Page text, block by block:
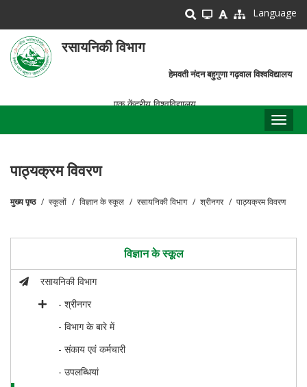
main
content
Language
रसायनिकी विभाग
हेमवती नंदन बहुगुणा गढ़वाल विश्वविद्यालय
एक केंद्रीय विश्वविद्यालय
पाठ्यक्रम विवरण
मुख्य पृष्ठ स्कूलों विज्ञान के स्कूल रसायनिकी विभाग श्रीनगर पाठ्यक्रम विवरण
विज्ञान के स्कूल
रसायनिकी विभाग
- श्रीनगर
- विभाग के बारे में
- संकाय एवं कर्मचारी
- उपलब्धियां